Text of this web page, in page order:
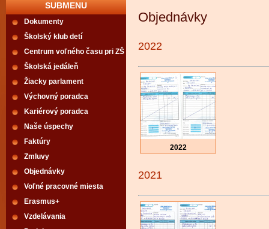
SUBMENU
Dokumenty
Školský klub detí
Centrum voľného času pri ZŠ
Školská jedáleň
Žiacky parlament
Výchovný poradca
Kariérový poradca
Naše úspechy
Faktúry
Zmluvy
Objednávky
Voľné pracovné miesta
Erasmus+
Vzdelávania
Objednávky
2022
2022
2021